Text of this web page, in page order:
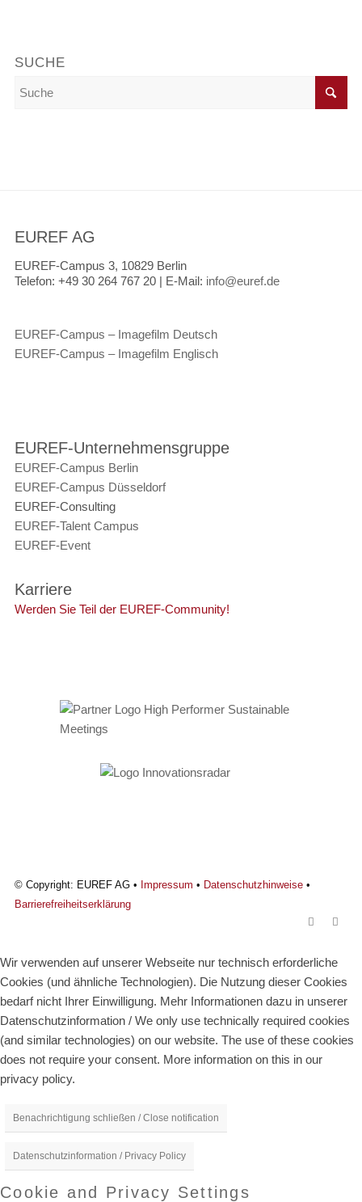
SUCHE
EUREF AG
EUREF-Campus 3, 10829 Berlin
Telefon: +49 30 264 767 20 | E-Mail: info@euref.de
EUREF-Campus – Imagefilm Deutsch
EUREF-Campus – Imagefilm Englisch
EUREF-Unternehmensgruppe
EUREF-Campus Berlin
EUREF-Campus Düsseldorf
EUREF-Consulting
EUREF-Talent Campus
EUREF-Event
Karriere
Werden Sie Teil der EUREF-Community!
© Copyright: EUREF AG • Impressum • Datenschutzhinweise•
Barrierefreiheitserklärung
Wir verwenden auf unserer Webseite nur technisch erforderliche
Cookies (und ähnliche Technologien). Die Nutzung dieser Cookies
bedarf nicht Ihrer Einwilligung. Mehr Informationen dazu in unserer
Datenschutzinformation / We only use technically required cookies
(and similar technologies) on our website. The use of these cookies
does not require your consent. More information on this in our
privacy policy.
Benachrichtigung schließen / Close notification
Datenschutzinformation / Privacy Policy
Cookie and Privacy Settings